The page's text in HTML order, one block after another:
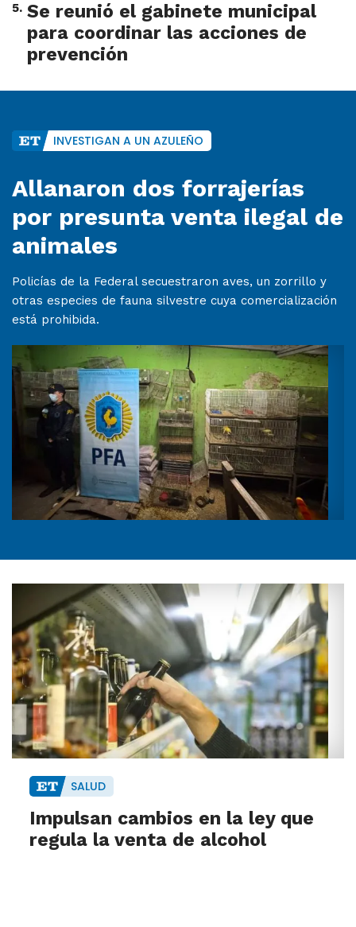
5. Se reunió el gabinete municipal
para coordinar las acciones de
prevención
INVESTIGAN A UN AZULEÑO
Allanaron dos forrajerías
por presunta venta ilegal de
animales
Policías de la Federal secuestraron aves, un zorrillo y
otras especies de fauna silvestre cuya comercialización
está prohibida.
SALUD
Impulsan cambios en la ley que
regula la venta de alcohol